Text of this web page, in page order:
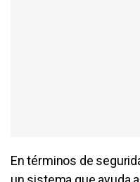
En términos de